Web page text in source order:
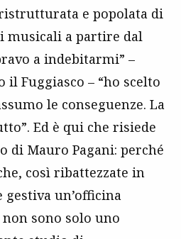
e popolata di
a partire dal
a indebitarmi” –
Fuggiasco – “ho scelto
le conseguenze. La
Ed è qui che risiede
di Mauro Pagani: perché
così ribattezzate in
un’officina
sono solo uno